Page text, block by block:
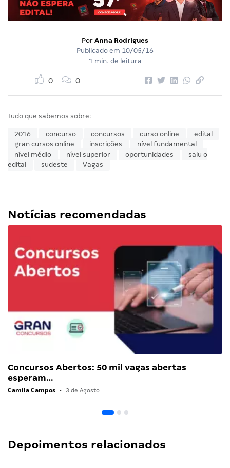
Por Anna Rodrigues
Publicado em 10/05/16
1 min. de leitura
0 0
Tudo que sabemos sobre:
2016 concurso concursos curso online
edital
gran cursos online
inscrições
nível fundamental
nível médio
nível superior oportunidades
saiu o
edital
sudeste Vagas
Notícias recomendadas
Concursos Abertos: 50 mil vagas abertas
esperam…
Camila Campos • 3 de Agosto
Depoimentos relacionados